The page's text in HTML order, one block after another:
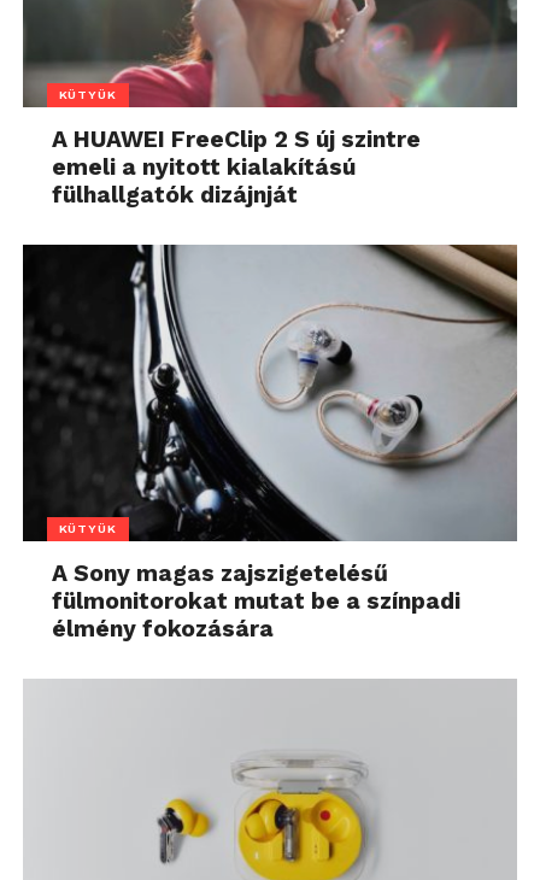
KÜTYÜK
A HUAWEI FreeClip 2 S új szintre
emeli a nyitott kialakítású
fülhallgatók dizájnját
KÜTYÜK
A Sony magas zajszigetelésű
fülmonitorokat mutat be a színpadi
élmény fokozására